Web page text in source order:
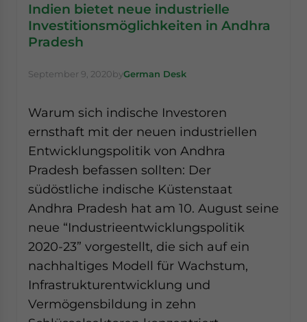
Indien bietet neue industrielle
Investitionsmöglichkeiten in Andhra
Pradesh
September 9, 2020byGerman Desk
Warum sich indische Investoren
ernsthaft mit der neuen industriellen
Entwicklungspolitik von Andhra
Pradesh befassen sollten: Der
südöstliche indische Küstenstaat
Andhra Pradesh hat am 10. August seine
neue “Industrieentwicklungspolitik
2020-23” vorgestellt, die sich auf ein
nachhaltiges Modell für Wachstum,
Infrastrukturentwicklung und
Vermögensbildung in zehn